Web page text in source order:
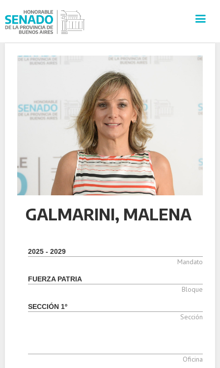
INSTITUCIÓN
SECRETARÍAS
PRENSA
CULTURA
VISITAS GUIADAS
CONTACTO
GALMARINI, MALENA
2025 - 2029
Mandato
FUERZA PATRIA
Bloque
SECCIÓN 1º
Sección
Oficina